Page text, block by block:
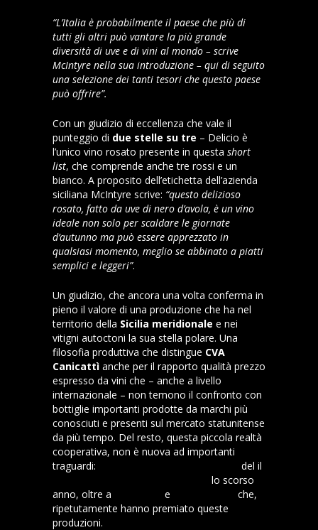
“L’Italia è probabilmente il paese che più di
tutti gli altri può vantare la più grande
diversità di uve e di vini al mondo – scrive
McIntyre nella sua introduzione – qui di seguito
una selezione dei tanti tesori che questo paese
può offrire”.
Con un giudizio di eccellenza che vale il
punteggio di due stelle su tre – Delicio è
l’unico vino rosato presente in questa short
list, che comprende anche tre rossi e un
bianco. A proposito dell’etichetta dell’azienda
siciliana McIntyre scrive: “questo delizioso
rosato, fatto da uve di nero d’avola, è un vino
ideale non solo per scaldare le giornate
d’autunno ma può essere apprezzato in
qualsiasi momento, meglio se abbinato a piatti
semplici e leggeri”.
Un giudizio, che ancora una volta conferma in
pieno il valore di una produzione che ha nel
territorio della Sicilia meridionale e nei
vitigni autoctoni la sua stella polare. Una
filosofia produttiva che distingue CVA
Canicattì anche per il rapporto qualità prezzo
espresso da vini che – anche a livello
internazionale – non temono il confronto con
bottiglie importanti prodotte da marchi più
conosciuti e presenti sul mercato statunitense
da più tempo. Del resto, questa piccola realtà
cooperativa, non è nuova ad importanti
traguardi:
del il
lo scorso
anno, oltre a
e
che,
ripetutamente hanno premiato queste
produzioni.